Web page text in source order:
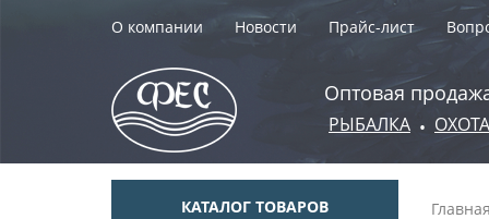
О компании Новости Прайс-лист
Оптовая
РЫБАЛКА • ОХОТА
КАТАЛОГ ТОВАРОВ Главная